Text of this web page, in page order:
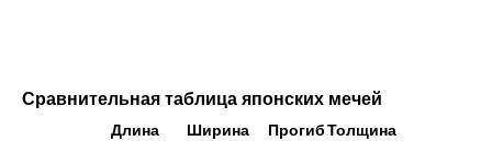
Сравнительная таблица японских мечей
Длина
Ширина
ПрогибТолщина